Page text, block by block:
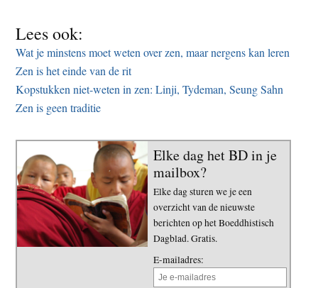
Lees ook:
Wat je minstens moet weten over zen, maar nergens kan leren
Zen is het einde van de rit
Kopstukken niet-weten in zen: Linji, Tydeman, Seung Sahn
Zen is geen traditie
Elke dag het BD in je
mailbox?
Elke dag sturen we je een
overzicht van de nieuwste
berichten op het Boeddhistisch
Dagblad. Gratis.
E-mailadres: